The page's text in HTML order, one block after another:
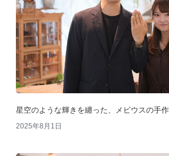
星空のような輝きを纏った、メビウスの手
2025年8月1日